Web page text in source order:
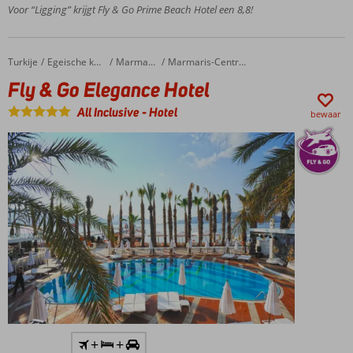
zwembaden
Voor “Ligging” krijgt Fly & Go Prime Beach Hotel een 8,8!
Home
Turkije Egeische kust Marmaris Marmaris-Centrum
Fly & Go Elegance Hotel
Fly & Go Elegance Hotel
All Inclusive-Hotel bewaar
+ +